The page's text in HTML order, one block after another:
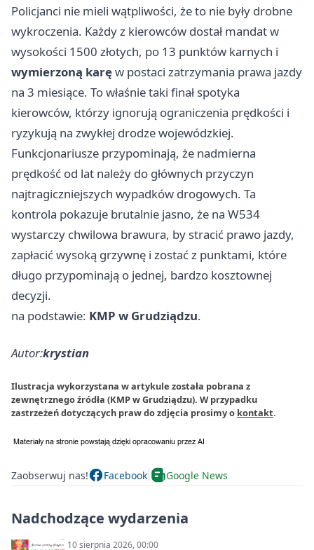
Policjanci nie mieli wątpliwości, że to nie były drobne
wykroczenia. Każdy z kierowców dostał mandat w
wysokości 1500 złotych, po 13 punktów karnych i
wymierzoną karęw postaci zatrzymania prawa jazdy
na 3 miesiące. To właśnie taki finał spotyka
kierowców, którzy ignorują ograniczenia prędkości i
ryzykują na zwykłej drodze wojewódzkiej.
Funkcjonariusze przypominają, że nadmierna
prędkość od lat należy do głównych przyczyn
najtragiczniejszych wypadków drogowych. Ta
kontrola pokazuje brutalnie jasno, że na W534
wystarczy chwilowa brawura, by stracić prawo jazdy,
zapłacić wysoką grzywnę i zostać z punktami, które
długo przypominają o jednej, bardzo kosztownej
decyzji.
na podstawie: KMP w Grudziądzu.
Autor:krystian
Ilustracja wykorzystana w artykule została pobrana z
zewnętrznego źródła (KMP w Grudziądzu). W przypadku
zastrzeżeń dotyczących praw do zdjęcia prosimy o kontakt.
Zaobserwuj nas! Facebook Google News
Nadchodzące wydarzenia
10 sierpnia 2026, 00:00